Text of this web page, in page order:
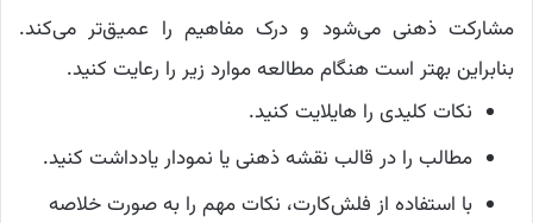
مشارکت ذهنی می‌شود و درک مفاهیم را عمیق‌تر می‌کند.
بنابراين بهتر است هنگام مطالعه موارد زیر را رعایت کنید.
نکات کلیدی را هایلایت کنید.
مطالب را در قالب نقشه ذهنی یا نمودار یادداشت کنید.
با استفاده از فلش‌کارت، نکات مهم را به صورت خلاصه